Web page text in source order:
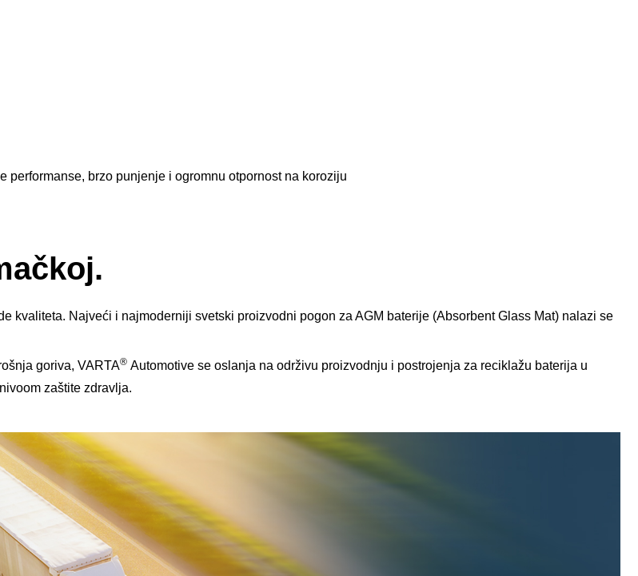
performanse, brzo punjenje i ogromnu otpornost na koroziju
kvaliteta. Najveći i najmoderniji svetski proizvodni pogon za AGM baterije (Absorbent Glass Mat) nalazi se
goriva, VARTA® Automotive se oslanja na održivu proizvodnju i postrojenja za reciklažu baterija u
zaštite zdravlja.